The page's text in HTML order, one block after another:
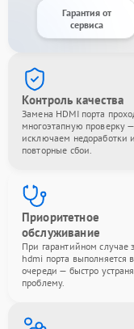
Гарантия от
сервиса
Контроль качества
Замена HDMI порта
многоэтапную проверку —
исключаем недоработки и
повторные сбои.
Приоритетное
обслуживание
При гарантийном случае
hdmi порта выполняется
очереди — быстро
проблему.